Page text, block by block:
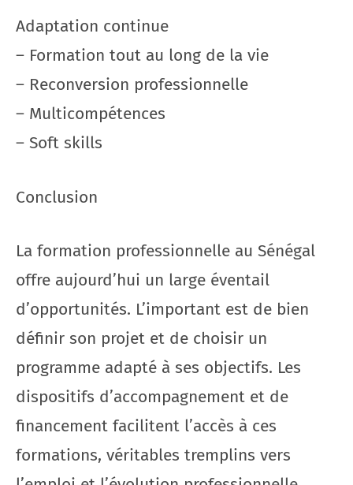
Adaptation continue
– Formation tout au long de la vie
– Reconversion professionnelle
– Multicompétences
– Soft skills
Conclusion
La formation professionnelle au Sénégal
offre aujourd’hui un large éventail
d’opportunités. L’important est de bien
définir son projet et de choisir un
programme adapté à ses objectifs. Les
dispositifs d’accompagnement et de
financement facilitent l’accès à ces
formations, véritables tremplins vers